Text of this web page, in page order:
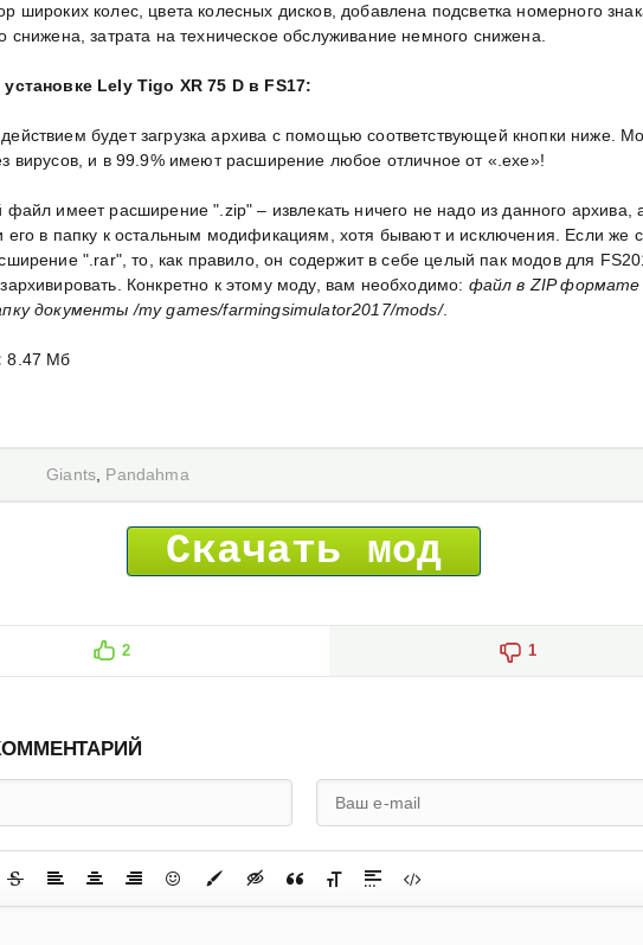
широких колес, цвета колесных дисков, добавлена подсветка номерного
снижена, затрата на техническое обслуживание немного снижена.
Lely Tigo XR 75 D в FS17:
будет загрузка архива с помощью соответствующей кнопки ниже.
вирусов, и в 99.9% имеют расширение любое отличное от «.exe»!
файл имеет расширение ".zip" – извлекать ничего не надо из данного архива,
его в папку к остальным модификациям, хотя бывают и исключения. Если же
".rar", то, как правило, он содержит в себе целый пак модов для
Конкретно к этому моду, вам необходимо: файл в ZIP формате
документы /my games/farmingsimulator2017/mods/.
8.47 Мб
Giants, Pandahma
Скачать мод
2 1